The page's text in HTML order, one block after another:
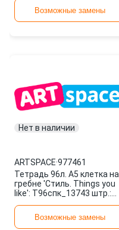
ARTSPACEВозможные замены
Нет в наличии
ARTSPACE·977461
Тетрадь 96л. А5 клетка на
гребне 'Стиль. Things you
like': Т96спк_13743 штр.:
ARTSPACEВозможные замены